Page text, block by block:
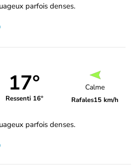
parfois denses.
17°
Ressenti 16°
Calme
Rafales15 km/h
parfois denses.